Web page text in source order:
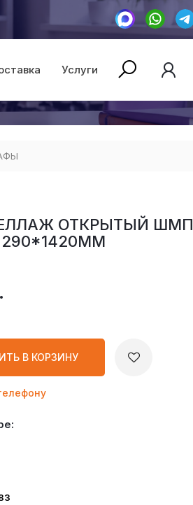
Услуги
ОТКРЫТЫЙ ШМП
В КОРЗИНУ